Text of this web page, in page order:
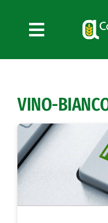
contenuto
Toggle
Navigation
News
Bandi
Formazione
Convenzioni
L’Agricoltore
VINO-